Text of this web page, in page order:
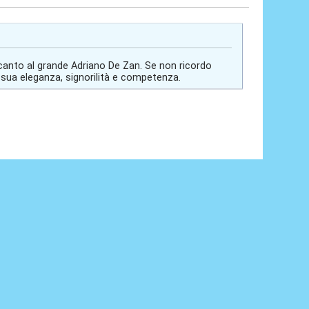
al grande Adriano De Zan. Se non ricordo
eleganza, signorilità e competenza.